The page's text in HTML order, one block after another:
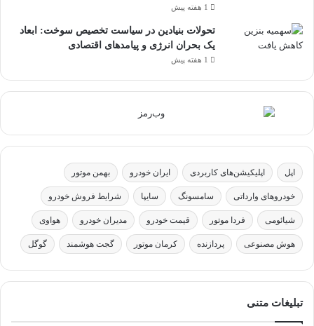
1 هفته پیش
تحولات بنیادین در سیاست تخصیص سوخت: ابعاد
یک بحران انرژی و پیامدهای اقتصادی
1 هفته پیش
اپل اپلیکیشن‌های کاربردی ایران خودرو بهمن موتور
خودروهای وارداتی سامسونگ سایپا شرایط فروش خودرو
شیائومی فردا موتور قیمت خودرو مدیران خودرو هواوی
هوش مصنوعی پردازنده کرمان موتور گجت هوشمند گوگل
تبلیغات متنی